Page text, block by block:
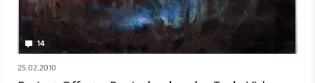
14
25.02.2010